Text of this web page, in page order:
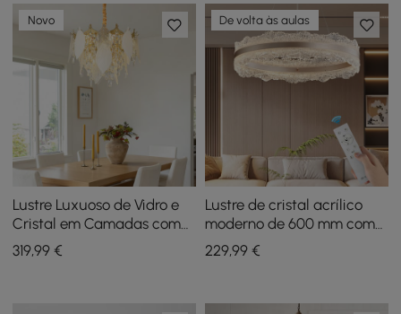
Novo
Lustre Luxuoso de Vidro e
Cristal em Camadas com
Folhas e Altura de
Suspensão Ajustável
319,99 €
De volta às aulas
Lustre de cristal acrílico
moderno de 600 mm com
três temperaturas de cor e
controle remoto
229,99€